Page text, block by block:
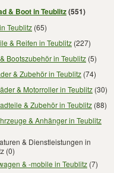
& Boot in Teublitz(551)
Teublitz (65)
& Reifen in Teublitz (227)
Bootszubehör in Teublitz (5)
& Zubehör in Teublitz (74)
& Motorroller in Teublitz (30)
& Zubehör in Teublitz (88)
& Anhänger in Teublitz
& Dienstleistungen in
(0)
& -mobile in Teublitz (7)